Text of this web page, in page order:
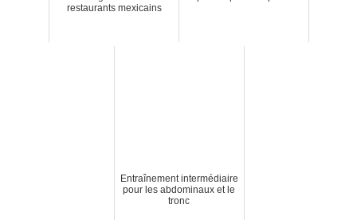
restaurants mexicains
Entraînement intermédiaire
pour les abdominaux et le
tronc